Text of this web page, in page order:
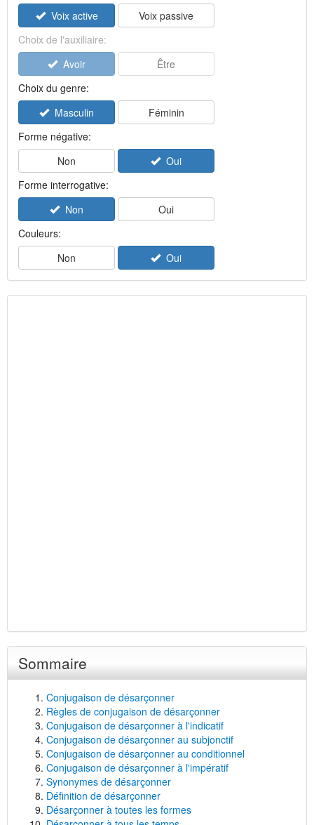
Voix active
Voix passive
Choix de l'auxiliaire:
Avoir
Être
Choix du genre:
Masculin
Féminin
Forme négative:
Non
Oui
Forme interrogative:
Non
Oui
Couleurs:
Non
Oui
Sommaire
Conjugaison de désarçonner
Règles de conjugaison de désarçonner
Conjugaison de désarçonner à l'indicatif
Conjugaison de désarçonner au subjonctif
Conjugaison de désarçonner au conditionnel
Conjugaison de désarçonner à l'impératif
Synonymes de désarçonner
Définition de désarçonner
Désarçonner à toutes les formes